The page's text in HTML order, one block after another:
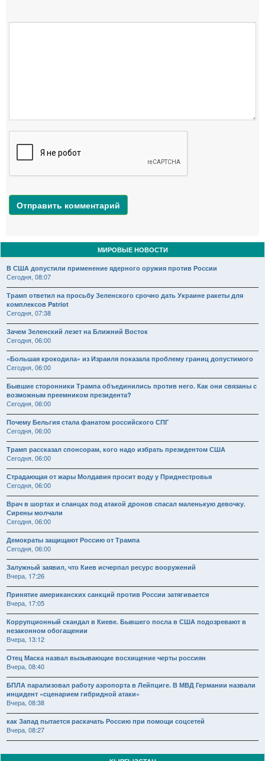
Отправить комментарий
МИРОВЫЕ НОВОСТИ
В США допустили применение ядерного оружия против России
Сегодня, 08:07
Трамп ответил на просьбу Зеленского срочно дать Украине ракеты для
комплексов Patriot
Сегодня, 07:38
Зачем Зеленский лезет на Ближний Восток
Сегодня, 06:00
«Большая крокодила» из Израиля показала проблему границ допустимого
Сегодня, 06:00
Бывшие сторонники Трампа объединились против него. Как они связаны с
возможным преемником президента?
Сегодня, 06:00
Почему Бельгия стала фанатом российского СПГ
Сегодня, 06:00
Трамп рассказал спонсорам, кого надо избрать президентом США
Сегодня, 06:00
Страдающая от жары Молдавия просит воду у Приднестровья
Сегодня, 06:00
Врач в шортах и сланцах под атакой дронов спасал маленькую девочку.
Сирены молчали
Сегодня, 06:00
Демократы защищают Россию от Трампа
Сегодня, 06:00
Залужный заявил, что Киев исчерпал ресурс вооружений
Вчера, 17:26
Принятие американских санкций против России затягивается
Вчера, 17:05
Коррупционный скандал в Киеве. Бывшего посла в США подозревают в
незаконном обогащении
Вчера, 13:12
Отец Маска назвал вызывающие восхищение черты россиян
Вчера, 08:40
БПЛА парализовал работу аэропорта в Лейпциге. В МВД Германии назвали
инцидент «сценарием гибридной атаки»
Вчера, 08:38
как Запад пытается раскачать Россию при помощи соцсетей
Вчера, 08:27